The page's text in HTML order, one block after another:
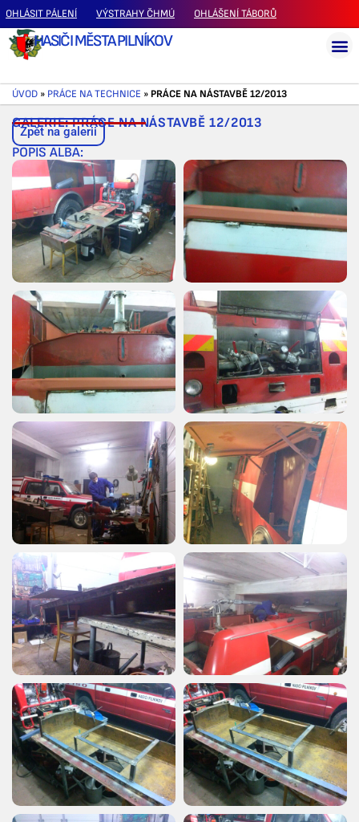
OHLÁSIT PÁLENÍ VÝSTRAHY ČHMÚ OHLÁŠENÍ TÁBORŮ
HASIČI MĚSTA PILNÍKOV
ÚVOD » PRÁCE NA TECHNICE » PRÁCE NA NÁSTAVBĚ 12/2013
GALERIE: PRÁCE NA NÁSTAVBĚ 12/2013
Zpět na galerii
POPIS ALBA: